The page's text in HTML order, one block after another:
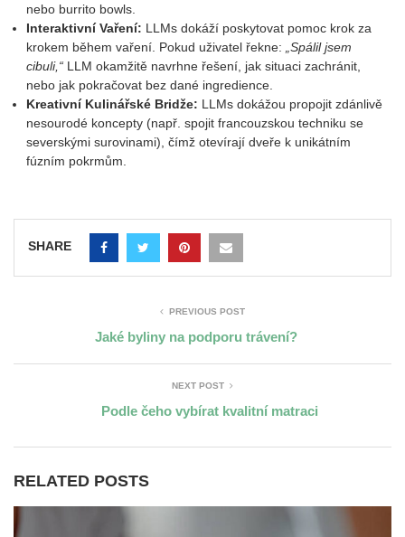
nebo burrito bowls.
Interaktivní Vaření: LLMs dokáží poskytovat pomoc krok za
krokem během vaření. Pokud uživatel řekne:
„Spálil jsem
cibuli,“ LLM okamžitě navrhne řešení, jak situaci zachránit,
nebo jak pokračovat bez dané ingredience.
Kreativní Kulinářské Bridže: LLMs dokážou propojit zdánlivě
nesourodé koncepty (např. spojit francouzskou techniku se
severskými surovinami), čímž otevírají dveře k unikátním
fúzním pokrmům.
SHARE
PREVIOUS POST
Jaké byliny na podporu trávení?
NEXT POST
Podle čeho vybírat kvalitní matraci
RELATED POSTS